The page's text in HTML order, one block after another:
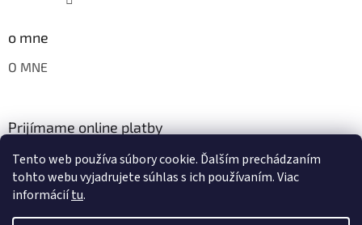
Tento web používa súbory cookie. Ďalším prechádzaním
tohto webu vyjadrujete súhlas s ich používaním. Viac
informáciítu.
o mne
O MNE
Prijímame online platby